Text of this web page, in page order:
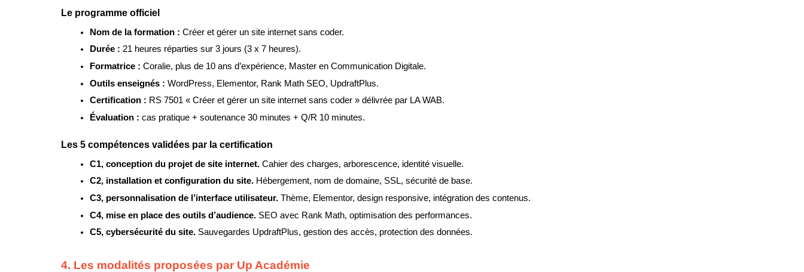
Le programme officiel
Nom de la formation : Créer et gérer un site internet sans coder.
Durée : 21 heures réparties sur 3 jours (3 x 7 heures).
Formatrice : Coralie, plus de 10 ans d’expérience, Master en Communication Digitale.
Outils enseignés : WordPress, Elementor, Rank Math SEO, UpdraftPlus.
Certification : RS 7501 « Créer et gérer un site internet sans coder » délivrée par LA WAB.
Évaluation : cas pratique + soutenance 30 minutes + Q/R 10 minutes.
Les 5 compétences validées par la certification
C1, conception du projet de site internet. Cahier des charges, arborescence, identité visuelle.
C2, installation et configuration du site. Hébergement, nom de domaine, SSL, sécurité de base.
C3, personnalisation de l’interface utilisateur. Thème, Elementor, design responsive, intégration des contenus.
C4, mise en place des outils d’audience. SEO avec Rank Math, optimisation des performances.
C5, cybersécurité du site. Sauvegardes UpdraftPlus, gestion des accès, protection des données.
4. Les modalités proposées par Up Académie